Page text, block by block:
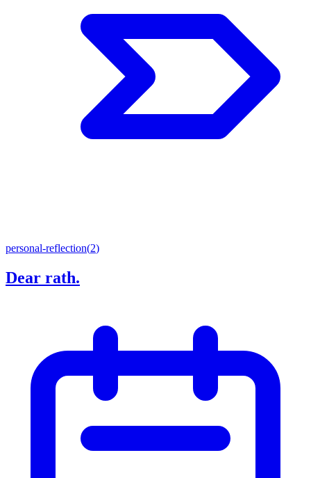
personal-reflection(2)
Dear rath.